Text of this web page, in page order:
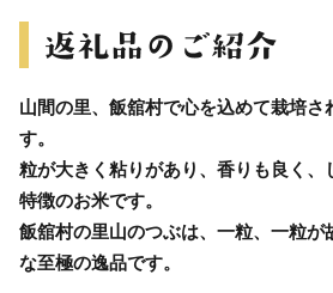
山間の里、飯舘村で心を込めて栽培さ
す。
粒が大きく粘りがあり、香りも良く、
特徴のお米です。
飯舘村の里山のつぶは、一粒、一粒が
な至極の逸品です。